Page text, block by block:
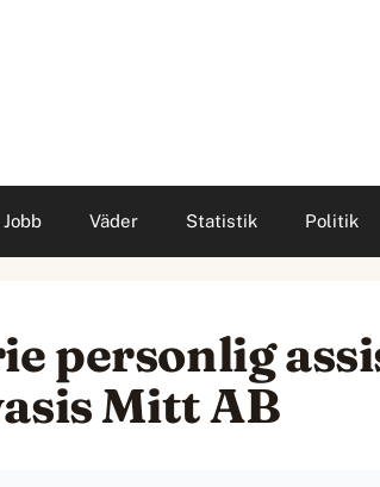
Jobb Väder Statistik Politik
personlig
Mitt AB